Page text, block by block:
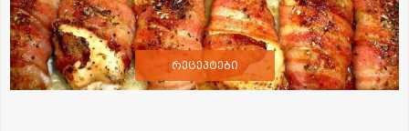
რეცეპტები